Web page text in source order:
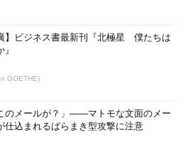
】ビジネス書最新刊『北極星 僕たちは
GOETHE)
のメールが？」――マトモな文面のメー
仕込まれるばらまき型攻撃に注意